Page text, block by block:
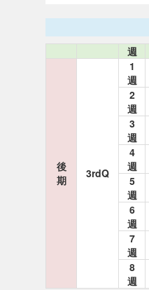
週
後
期
3rdQ
1
週
2
週
3
週
4
週
5
週
6
週
7
週
8
週